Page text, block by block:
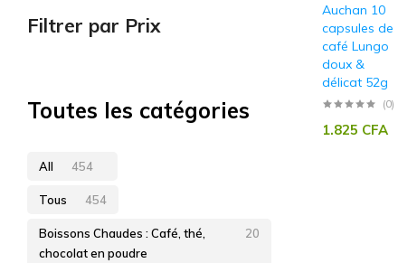
Auchan 10
capsules de
café Lungo
doux &
délicat 52g
(0)
1.825 CFA
Filtrer par Prix
Toutes les catégories
All 454
Tous 454
Boissons Chaudes : Café, thé,
chocolat en poudre
20